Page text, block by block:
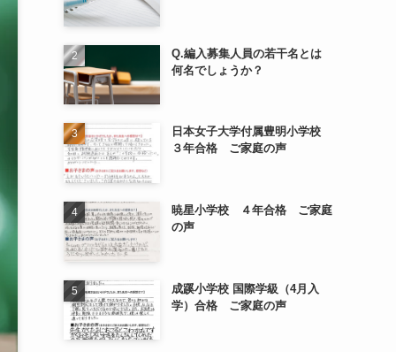
Q.編入募集人員の若干名とは
何名でしょうか？
日本女子大学付属豊明小学校
３年合格 ご家庭の声
暁星小学校 ４年合格 ご家庭
の声
成蹊小学校 国際学級（4月入
学）合格 ご家庭の声